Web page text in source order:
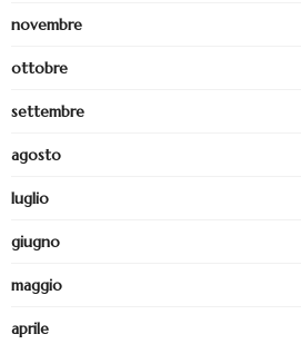
novembre
ottobre
settembre
agosto
luglio
giugno
maggio
aprile